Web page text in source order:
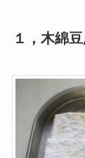
１，木綿